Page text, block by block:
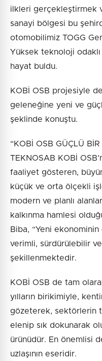
ilkleri gerçekleştirmek
sanayi bölgesi bu
otomobilimiz TOGG
Yüksek teknoloji odaklı
hayat buldu.
KOBİ OSB projesiyle
geleneğine yeni ve
şeklinde konuştu.
“KOBİ OSB GÜÇLÜ
TEKNOSAB KOBİ
faaliyet gösteren,
küçük ve orta ölçekli
modern ve planlı
kalkınma hamlesi
Biba, “Yeni
verimli, sürdürülebilir
şekillenmektedir.
KOBİ OSB de tam
yılların birikimiyle,
gözeterek, sektörlerin
elenip sık dokunarak
ürünüdür. En önemlisi
uzlaşının eseridir.